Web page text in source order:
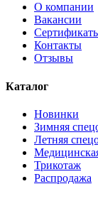
О компании
Вакансии
Контакты
Отзывы
Каталог
Новинки
Зимняя
Летняя
Трикотаж
Распродажа